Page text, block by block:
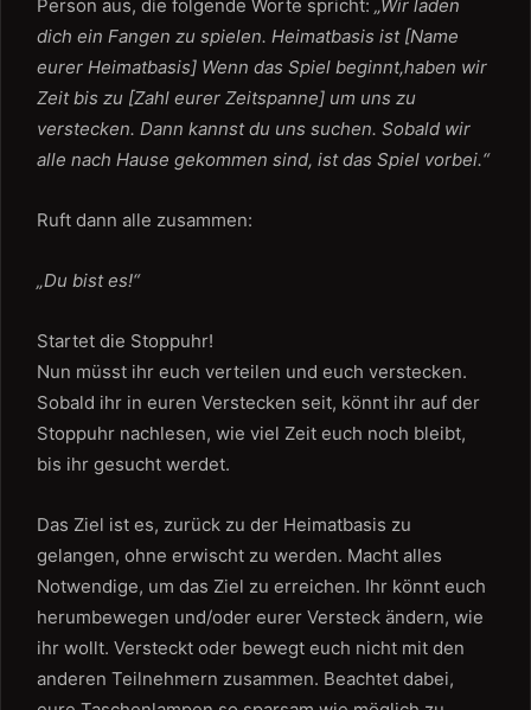
Person aus, die folgende Worte spricht: „Wir laden
dich ein Fangen zu spielen. Heimatbasis ist [Name
eurer Heimatbasis] Wenn das Spiel beginnt,haben wir
Zeit bis zu [Zahl eurer Zeitspanne] um uns zu
verstecken. Dann kannst du uns suchen. Sobald wir
alle nach Hause gekommen sind, ist das Spiel vorbei.“
Ruft dann alle zusammen:
„Du bist es!“
Startet die Stoppuhr!
Nun müsst ihr euch verteilen und euch verstecken.
Sobald ihr in euren Verstecken seit, könnt ihr auf der
Stoppuhr nachlesen, wie viel Zeit euch noch bleibt,
bis ihr gesucht werdet.
Das Ziel ist es, zurück zu der Heimatbasis zu
gelangen, ohne erwischt zu werden. Macht alles
Notwendige, um das Ziel zu erreichen. Ihr könnt euch
herumbewegen und/oder eurer Versteck ändern, wie
ihr wollt. Versteckt oder bewegt euch nicht mit den
anderen Teilnehmern zusammen. Beachtet dabei,